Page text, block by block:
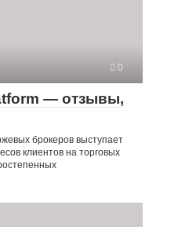
0
— отзывы,
брокеров выступает
клиентов на торговых